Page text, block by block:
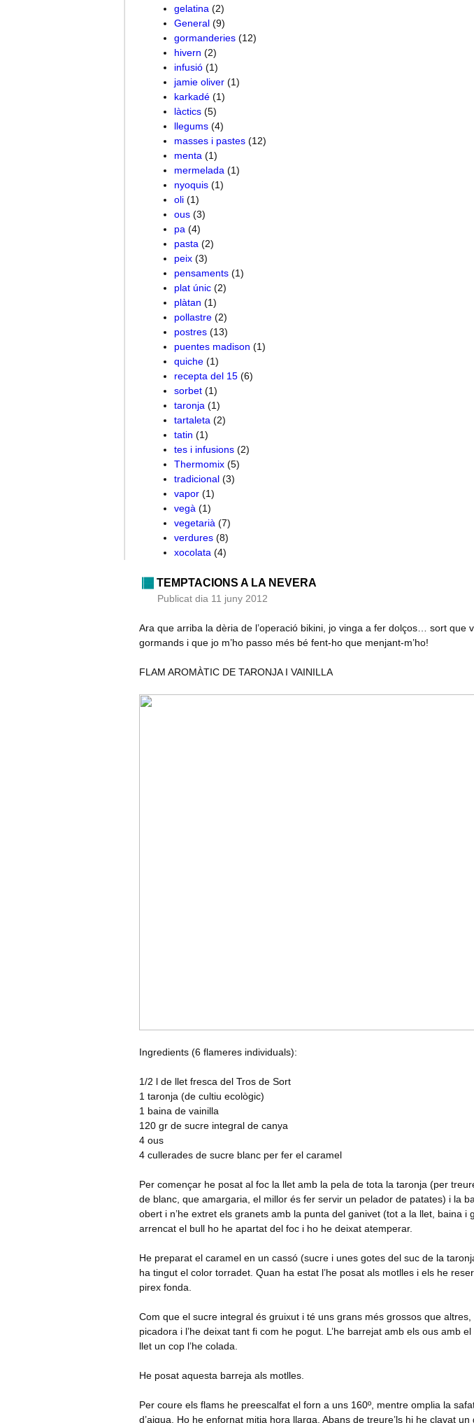
gelatina (2)
General (9)
gormanderies (12)
hivern (2)
infusió (1)
jamie oliver (1)
karkadé (1)
làctics (5)
llegums (4)
masses i pastes (12)
menta (1)
mermelada (1)
nyoquis (1)
oli (1)
ous (3)
pa (4)
pasta (2)
peix (3)
pensaments (1)
plat únic (2)
plàtan (1)
pollastre (2)
postres (13)
puentes madison (1)
quiche (1)
recepta del 15 (6)
sorbet (1)
taronja (1)
tartaleta (2)
tatin (1)
tes i infusions (2)
Thermomix (5)
tradicional (3)
vapor (1)
vegà (1)
vegetarià (7)
verdures (8)
xocolata (4)
TEMPTACIONS A LA NEVERA
Publicat dia 11 juny 2012
Ara que arriba la dèria de l’operació bikini, jo vinga a fer dolços… sort que
gormands i que jo m’ho passo més bé fent-ho que menjant-m’ho!
FLAM AROMÀTIC DE TARONJA I VAINILLA
Ingredients (6 flameres individuals):
1/2 l de llet fresca del Tros de Sort
1 taronja (de cultiu ecològic)
1 baina de vainilla
120 gr de sucre integral de canya
4 ous
4 cullerades de sucre blanc per fer el caramel
Per començar he posat al foc la llet amb la pela de tota la taronja (per
de blanc, que amargaria, el millor és fer servir un pelador de patates) i la
obert i n’he extret els granets amb la punta del ganivet (tot a la llet, baina i
arrencat el bull ho he apartat del foc i ho he deixat atemperar.
He preparat el caramel en un cassó (sucre i unes gotes del suc de la
ha tingut el color torradet. Quan ha estat l’he posat als motlles i els he
pirex fonda.
Com que el sucre integral és gruixut i té uns grans més grossos que altres,
picadora i l’he deixat tant fi com he pogut. L’he barrejat amb els ous amb
llet un cop l’he colada.
He posat aquesta barreja als motlles.
Per coure els flams he preescalfat el forn a uns 160º, mentre omplia la
d’aigua. Ho he enfornat mitja hora llarga. Abans de treure’ls hi he clavat